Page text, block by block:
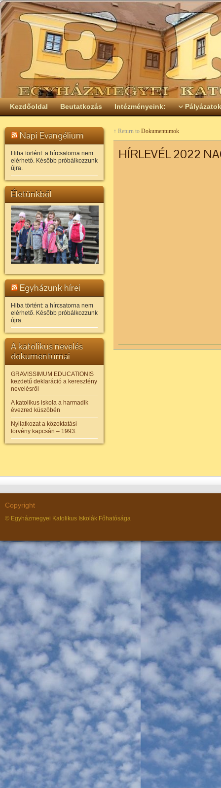
Kezdőoldal Beutatkozás Intézményeink: Pályázatok
Napi Evangélium
Hiba történt: a hírcsatorna nem
elérhető. Később próbálkozzunk
újra.
Életünkből
Egyházunk hírei
Hiba történt: a hírcsatorna nem
elérhető. Később próbálkozzunk
újra.
A katolikus nevelés
dokumentumai
GRAVISSIMUM EDUCATIONIS
kezdetű deklaráció a keresztény
nevelésről
A katolikus iskola a harmadik
évezred küszöbén
Nyilatkozat a közoktatási
törvény kapcsán – 1993.
↑ Return to Dokumentumok
HÍRLEVÉL 2022
Copyright
© Egyházmegyei Katolikus Iskolák Főhatósága